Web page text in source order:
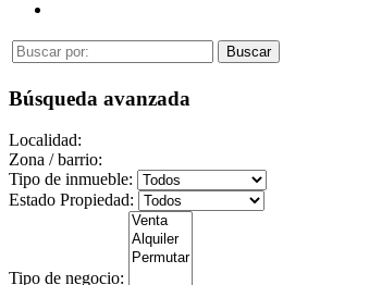
Búsqueda avanzada
Localidad:
Zona / barrio:
Tipo de inmueble:
Estado Propiedad:
Tipo de negocio: